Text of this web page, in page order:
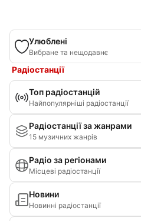
Улюблені
Вибране та нещодавнє
Радіостанції
Топ радіостанцій
Найпопулярніші радіостанції
Радіостанції за жанрами
15 музичних жанрів
Радіо за регіонами
Місцеві радіостанції
Новини
Новинні радіостанції